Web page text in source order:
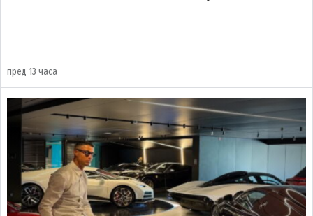
пред 13 часа